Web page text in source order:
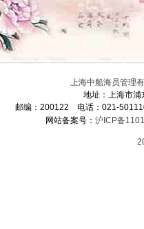
上海中船海员管理
地址：上海市
邮编：200122 电话：021-
网站备案号： 沪ICP备